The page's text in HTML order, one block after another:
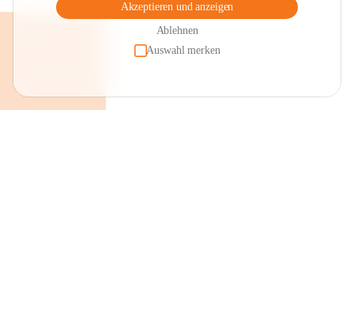
Akzeptieren und anzeigen
Ablehnen
Auswahl merken